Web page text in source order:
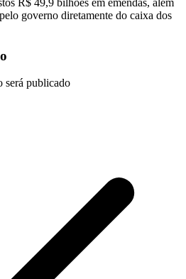
governo diretamente do caixa dos
será publicado